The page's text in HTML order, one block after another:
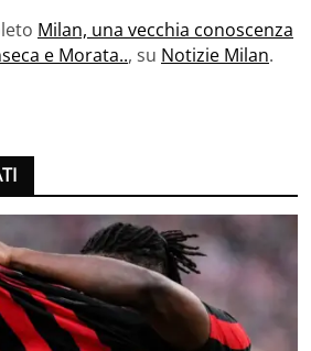
Milan, una vecchia conoscenza
e Morata.., su Notizie Milan.